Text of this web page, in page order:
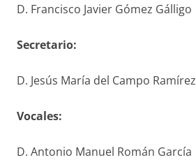
D. Francisco Javier Gómez Gálligo
Secretario:
D. Jesús María del Campo Ramírez
Vocales:
D. Antonio Manuel Román García